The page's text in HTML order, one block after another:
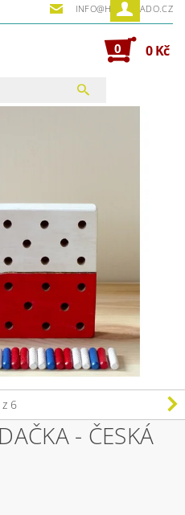
INFO@HRAVOKADO.CZ
0 0 Kč
z 6
- ČESKÁ